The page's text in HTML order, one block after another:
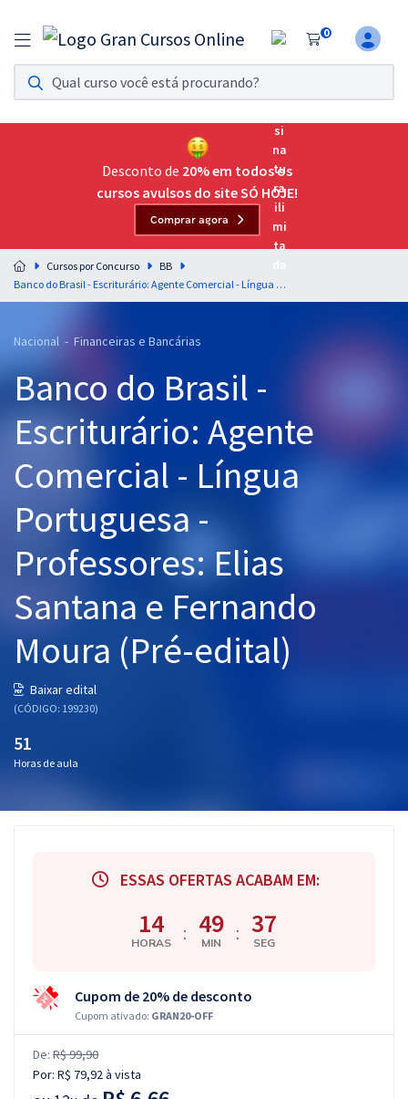
0
Assinatura Ilimitada 11
Acesso a todos os cursos. Teste grátis por 7 dias!
Assinatura OAB Até Passar
Acesso ilimitado a toda preparação para o Exame da
Residências Multiprofissionais
Preparação completa e intensiva para as principais
residências em saúde do Brasil
Cursos 20% OFF
Pós
Graduação
OAB
Mentorias
Questões grátis
Conteúdo gratuito
Aprovados
Desconto de 20% em todos os
cursos avulsos do site SÓ HOJE!
Comprar agora
Cursos por Concurso
BB
Banco do Brasil - Escriturário: Agente Comercial - Língua Portuguesa - Professores: Elias Santana e Fernando Moura (Pré-edital)
Nacional - Financeiras e Bancárias
Banco do Brasil -
Escriturário: Agente
Comercial - Língua
Portuguesa -
Professores: Elias
Santana e Fernando
Moura (Pré-edital)
Baixar edital
(CÓDIGO: 199230)
51
Horas de aula
ESSAS OFERTAS ACABAM EM:
14
HORAS : 49
MIN : 36
SEG
Cupom de 20% de desconto
Cupom ativado: GRAN20-OFF
De: R$ 99,90
Por: R$ 79,92à vista